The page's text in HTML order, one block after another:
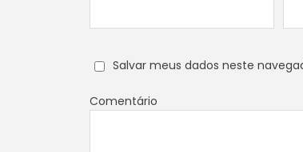
Salvar meus dados neste
Comentário